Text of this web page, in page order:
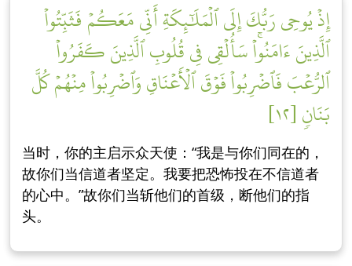
إِذۡ يُوحِي رَبُّكَ إِلَى ٱلۡمَلَٰٓئِكَةِ أَنِّي مَعَكُمۡ فَثَبِّتُواْ
ٱلَّذِينَ ءَامَنُواْۚ سَأُلۡقِي فِي قُلُوبِ ٱلَّذِينَ كَفَرُواْ
ٱلرُّعۡبَ فَٱضۡرِبُواْ فَوۡقَ ٱلۡأَعۡنَاقِ وَٱضۡرِبُواْ مِنۡهُمۡ كُلَّ
بَنَانٖ [١٢]
当时，你的主启示众天使：“我是与你们同在的，
故你们当信道者坚定。我要把恐怖投在不信道者
的心中。”故你们当斩他们的首级，断他们的指
头。